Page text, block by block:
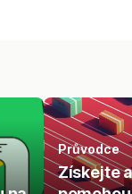
Průvodce
Získejte